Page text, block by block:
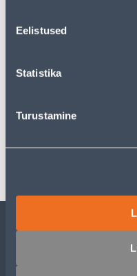
Eelistused
Statistika
Turustamine
Описание
Спецификация
ОБСЛУЖИВАНИЕ